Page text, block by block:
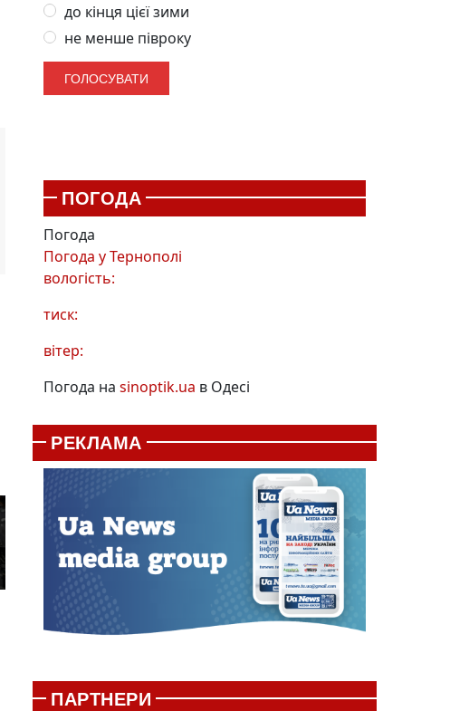
до кінця цієї зими
не менше півроку
ПОГОДА
Погода
Погода уТернополі
вологість:
тиск:
вітер:
Погода на sinoptik.ua в Одесі
РЕКЛАМА
ПАРТНЕРИ